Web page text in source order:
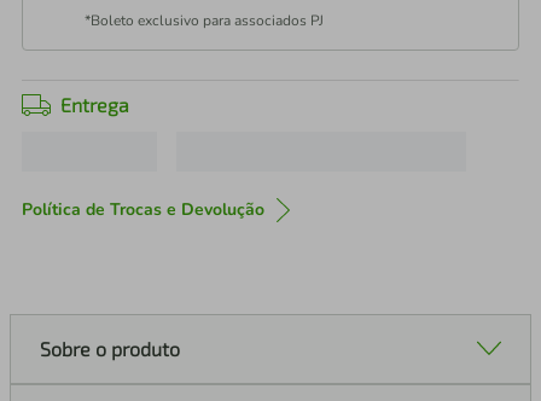
*Boleto exclusivo para associados PJ
Entrega
Política de Trocas e Devolução
Sobre o produto